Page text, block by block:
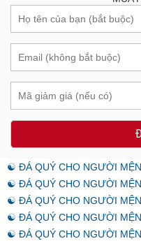
☯ ĐÁ QUÝ CHO NGƯỜI
☯ ĐÁ QUÝ CHO NGƯỜI
☯ ĐÁ QUÝ CHO NGƯỜI
☯ ĐÁ QUÝ CHO NGƯỜI
☯ ĐÁ QUÝ CHO NGƯỜI